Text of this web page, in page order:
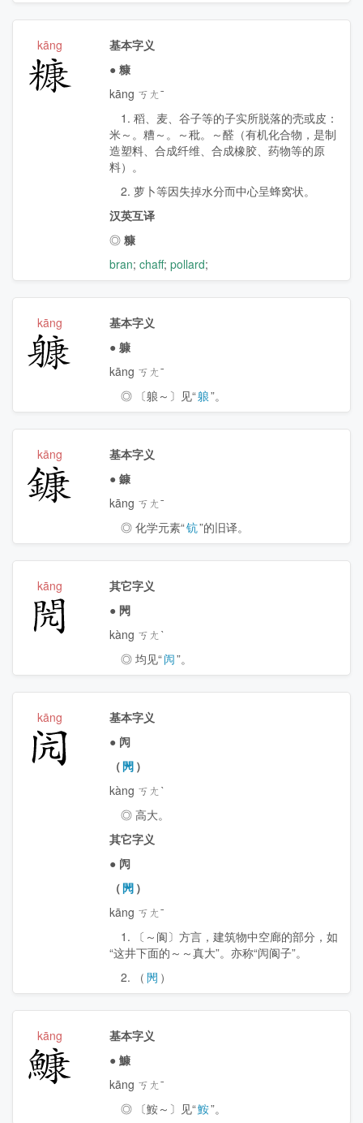
糠
kāng
基本字义
● 糠
kāng ㄎㄤˉ
1. 稻、麦、谷子等的子实所脱落的壳或皮：
米～。糟～。～秕。～醛（有机化合物，是制
造塑料、合成纤维、合成橡胶、药物等的原
料）。
2. 萝卜等因失掉水分而中心呈蜂窝状。
汉英互译
◎ 糠
bran; chaff; pollard;
躿
kāng
基本字义
● 躿
kāng ㄎㄤˉ
◎ 〔躴～〕见“躴”。
鏮
kāng
基本字义
● 鏮
kāng ㄎㄤˉ
◎ 化学元素“钪”的旧译。
閌
kāng
其它字义
● 閌
kàng ㄎㄤˋ
◎ 均见“闶”。
闶
kāng
基本字义
● 闶
（閌 ）
kàng ㄎㄤˋ
◎ 高大。
其它字义
● 闶
（閌 ）
kāng ㄎㄤˉ
1. 〔～阆〕方言，建筑物中空廊的部分，如
“这井下面的～～真大”。亦称“闶阆子”。
2. （ 閌 ）
鱇
kāng
基本字义
● 鱇
kāng ㄎㄤˉ
◎ 〔鮟～〕见“鮟”。